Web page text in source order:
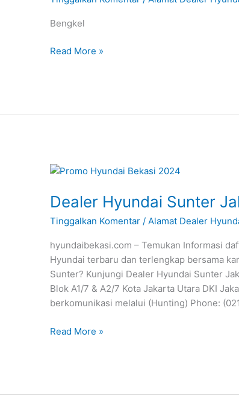
Bengkel
Read More »
Dealer Hyundai Sunter
Tinggalkan Komentar /Alamat Dealer
hyundaibekasi.com – Temukan Informasi
Hyundai terbaru dan terlengkap bersama
Sunter? Kunjungi Dealer Hyundai Sunter
Blok A1/7 & A2/7 Kota Jakarta Utara DKI
berkomunikasi melalui (Hunting) Phone:
Dealer
Sunter
Read More »